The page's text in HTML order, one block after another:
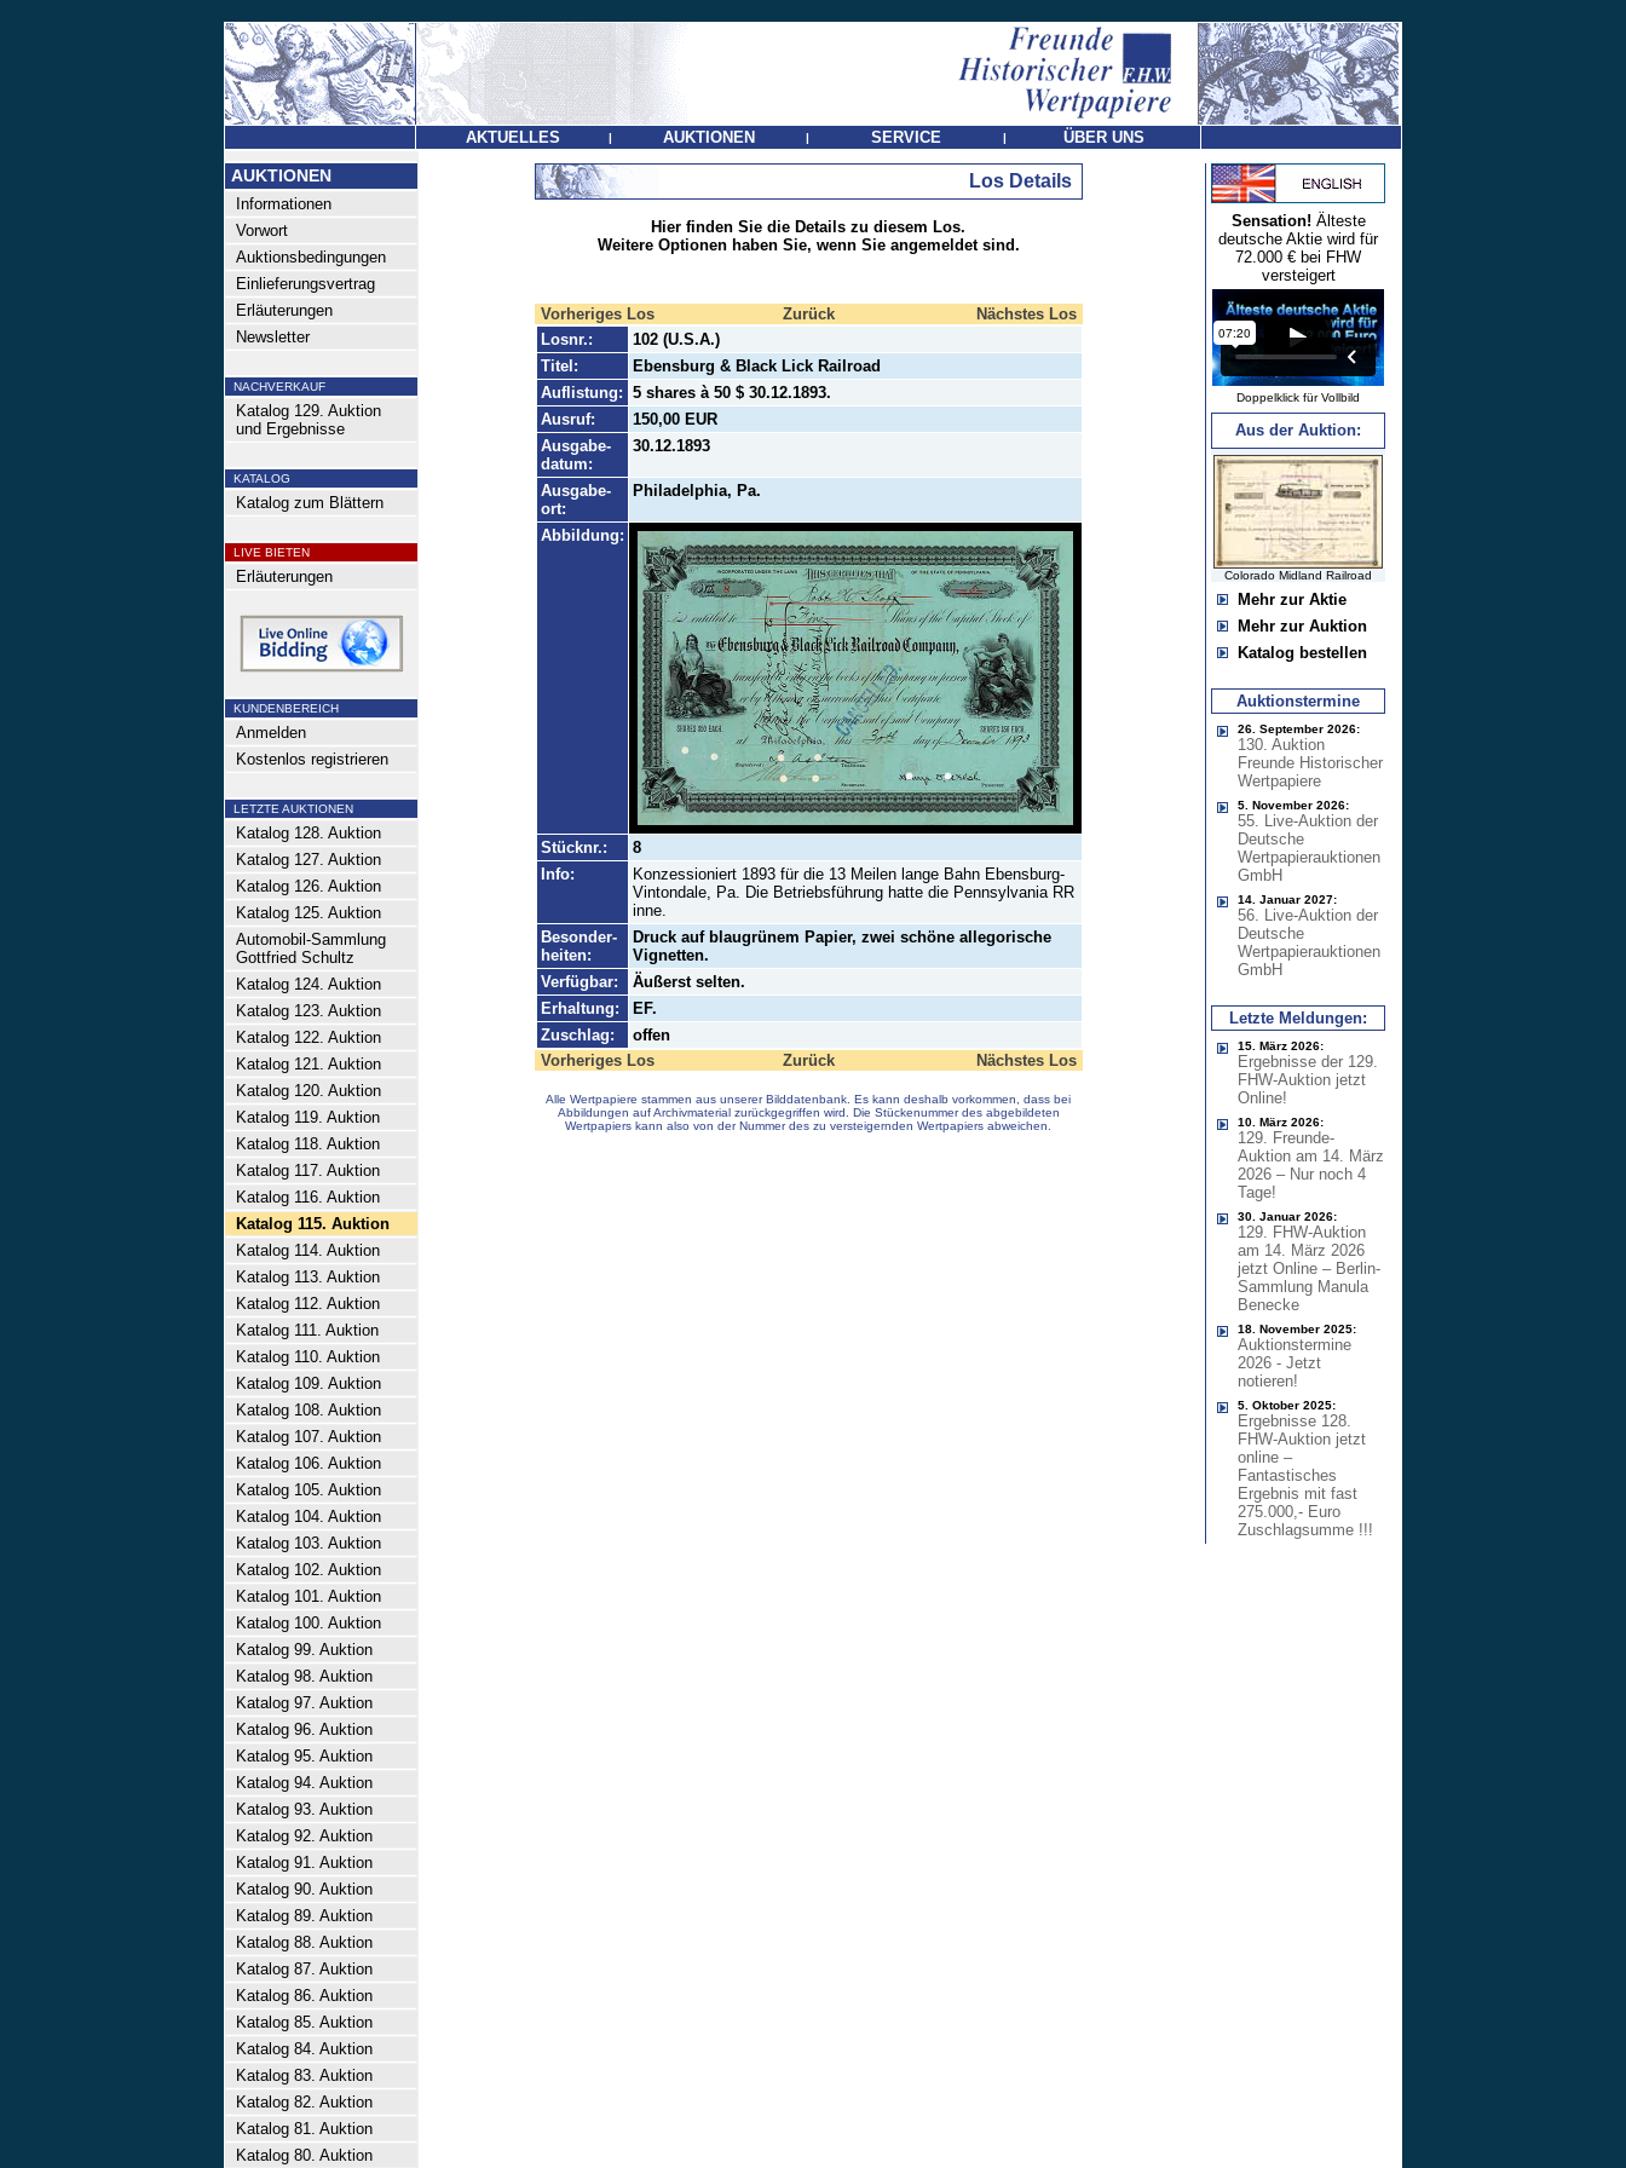
AKTUELLES | AUKTIONEN | SERVICE | ÜBER UNS
AUKTIONEN
Informationen
Vorwort
Auktionsbedingungen
Einlieferungsvertrag
Erläuterungen
Newsletter
NACHVERKAUF
Katalog 129. Auktion
und Ergebnisse
KATALOG
Katalog zum Blättern
LIVE BIETEN
Erläuterungen
KUNDENBEREICH
Anmelden
Kostenlos registrieren
LETZTE AUKTIONEN
Katalog 128. Auktion
Katalog 127. Auktion
Katalog 126. Auktion
Katalog 125. Auktion
Automobil-Sammlung
Gottfried Schultz
Katalog 124. Auktion
Katalog 123. Auktion
Katalog 122. Auktion
Katalog 121. Auktion
Katalog 120. Auktion
Katalog 119. Auktion
Katalog 118. Auktion
Katalog 117. Auktion
Katalog 116. Auktion
Katalog 115. Auktion
Katalog 114. Auktion
Katalog 113. Auktion
Katalog 112. Auktion
Katalog 111. Auktion
Katalog 110. Auktion
Katalog 109. Auktion
Katalog 108. Auktion
Katalog 107. Auktion
Katalog 106. Auktion
Katalog 105. Auktion
Katalog 104. Auktion
Katalog 103. Auktion
Katalog 102. Auktion
Katalog 101. Auktion
Katalog 100. Auktion
Katalog 99. Auktion
Katalog 98. Auktion
Katalog 97. Auktion
Katalog 96. Auktion
Katalog 95. Auktion
Katalog 94. Auktion
Katalog 93. Auktion
Katalog 92. Auktion
Katalog 91. Auktion
Katalog 90. Auktion
Katalog 89. Auktion
Katalog 88. Auktion
Katalog 87. Auktion
Katalog 86. Auktion
Katalog 85. Auktion
Katalog 84. Auktion
Katalog 83. Auktion
Katalog 82. Auktion
Katalog 81. Auktion
Katalog 80. Auktion
Los Details
Hier finden Sie die Details zu diesem Los.
Weitere Optionen haben Sie, wenn Sie angemeldet sind.
Vorheriges Los Zurück
Nächstes Los
Losnr.:
102 (U.S.A.)
Titel:
Ebensburg & Black Lick Railroad
Auflistung: 5 shares à 50 $ 30.12.1893.
Ausruf:
150,00 EUR
Ausgabe-
datum:
30.12.1893
Ausgabe-
ort:
Philadelphia, Pa.
Abbildung:
Stücknr.:
8
Info:
Konzessioniert 1893 für die 13 Meilen lange Bahn Ebensburg-
Vintondale, Pa. Die Betriebsführung hatte die Pennsylvania RR
inne.
Besonder-
heiten:
Druck auf blaugrünem Papier, zwei schöne allegorische
Vignetten.
Verfügbar:
Äußerst selten.
Erhaltung:
EF.
Zuschlag:
offen
Vorheriges Los
Zurück Nächstes Los
Alle Wertpapiere stammen aus unserer Bilddatenbank. Es kann deshalb vorkommen, dass bei
Abbildungen auf Archivmaterial zurückgegriffen wird. Die Stückenummer des abgebildeten
Wertpapiers kann also von der Nummer des zu versteigernden Wertpapiers abweichen.
Sensation! Älteste
deutsche Aktie wird für
72.000 € bei FHW
versteigert
Doppelklick für Vollbild
Aus der Auktion:
Colorado Midland Railroad
Mehr zur Aktie
Mehr zur Auktion
Katalog bestellen
Auktionstermine
26. September 2026:
130. Auktion
Freunde Historischer
Wertpapiere
5. November 2026:
55. Live-Auktion der
Deutsche
Wertpapierauktionen
GmbH
14. Januar 2027:
56. Live-Auktion der
Deutsche
Wertpapierauktionen
GmbH
Letzte Meldungen:
15. März 2026:
Ergebnisse der 129.
FHW-Auktion jetzt
Online!
10. März 2026:
129. Freunde-
Auktion am 14. März
2026 – Nur noch 4
Tage!
30. Januar 2026:
129. FHW-Auktion
am 14. März 2026
jetzt Online – Berlin-
Sammlung Manula
Benecke
18. November 2025:
Auktionstermine
2026 - Jetzt
notieren!
5. Oktober 2025:
Ergebnisse 128.
FHW-Auktion jetzt
online –
Fantastisches
Ergebnis mit fast
275.000,- Euro
Zuschlagsumme !!!